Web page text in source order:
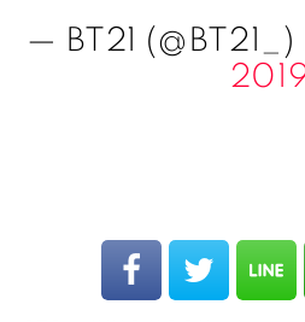
— BT21 (@BT21_)